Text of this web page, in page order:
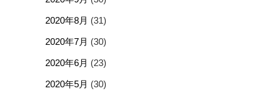
2020年8月 (31)
2020年7月 (30)
2020年6月 (23)
2020年5月 (30)